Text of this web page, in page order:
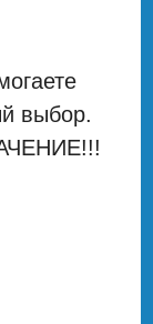
выбор.